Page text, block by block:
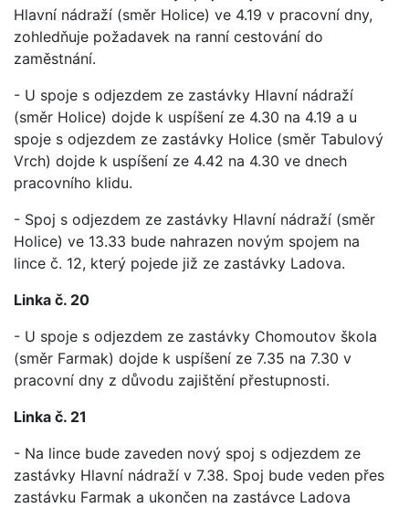
Hlavní nádraží (směr Holice) ve 4.19 v pracovní dny,
zohledňuje požadavek na ranní cestování do
zaměstnání.
- U spoje s odjezdem ze zastávky Hlavní nádraží
(směr Holice) dojde k uspíšení ze 4.30 na 4.19 a u
spoje s odjezdem ze zastávky Holice (směr Tabulový
Vrch) dojde k uspíšení ze 4.42 na 4.30 ve dnech
pracovního klidu.
- Spoj s odjezdem ze zastávky Hlavní nádraží (směr
Holice) ve 13.33 bude nahrazen novým spojem na
lince č. 12, který pojede již ze zastávky Ladova.
Linka č. 20
- U spoje s odjezdem ze zastávky Chomoutov škola
(směr Farmak) dojde k uspíšení ze 7.35 na 7.30 v
pracovní dny z důvodu zajištění přestupnosti.
Linka č. 21
- Na lince bude zaveden nový spoj s odjezdem ze
zastávky Hlavní nádraží v 7.38. Spoj bude veden přes
zastávku Farmak a ukončen na zastávce Ladova